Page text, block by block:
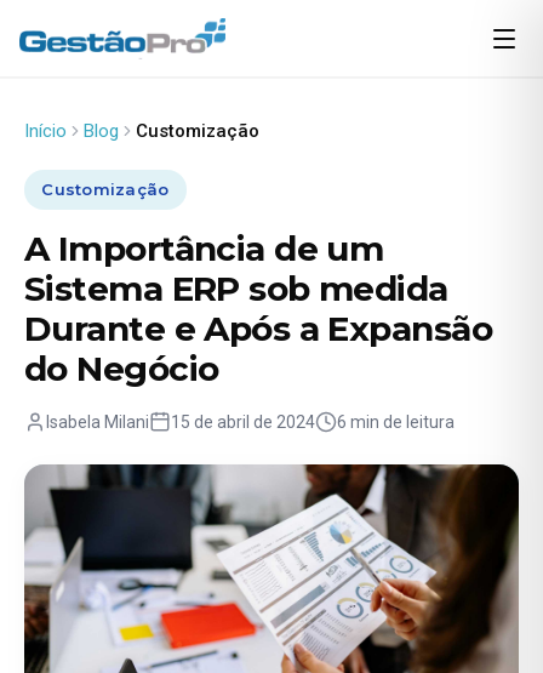
Início Blog Customização
Customização
A Importância de um
Sistema ERP sob medida
Durante e Após a Expansão
do Negócio
Isabela Milani 15 de abril de 2024 6 min de leitura